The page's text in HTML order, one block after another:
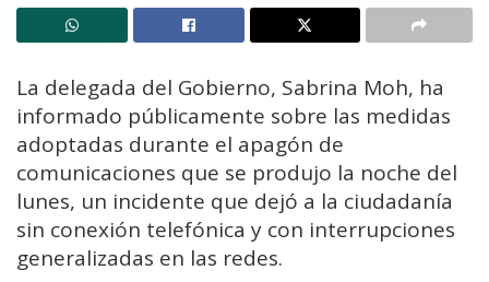
La delegada del Gobierno, Sabrina Moh, ha
informado públicamente sobre las medidas
adoptadas durante el apagón de
comunicaciones que se produjo la noche del
lunes, un incidente que dejó a la ciudadanía
sin conexión telefónica y con interrupciones
generalizadas en las redes.